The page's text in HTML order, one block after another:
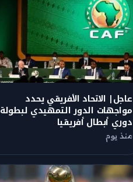
عاجل| الاتحاد الأفريقي يحدد
مواجهات الدور التمهيدي لبطولة
دوري أبطال أفريقيا
منذ يوم